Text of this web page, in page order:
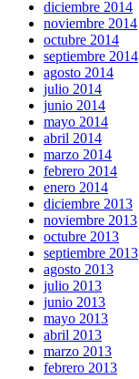
diciembre 2014
noviembre 2014
octubre 2014
septiembre 2014
agosto 2014
julio 2014
junio 2014
mayo 2014
abril 2014
marzo 2014
febrero 2014
enero 2014
diciembre 2013
noviembre 2013
octubre 2013
septiembre 2013
agosto 2013
julio 2013
junio 2013
mayo 2013
abril 2013
marzo 2013
febrero 2013